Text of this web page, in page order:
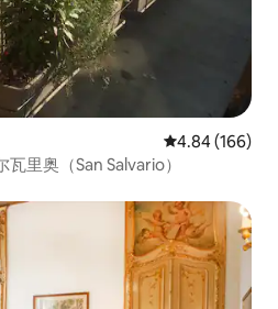
平均评分 4.84
4.84 (166)
里奥（San Salvario）